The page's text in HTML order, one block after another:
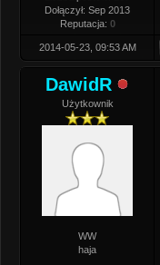
Dołączył: Sep 2013
Reputacja: 0
2014-05-23, 09:53 AM
DawidR
Użytkownik
WW
haja